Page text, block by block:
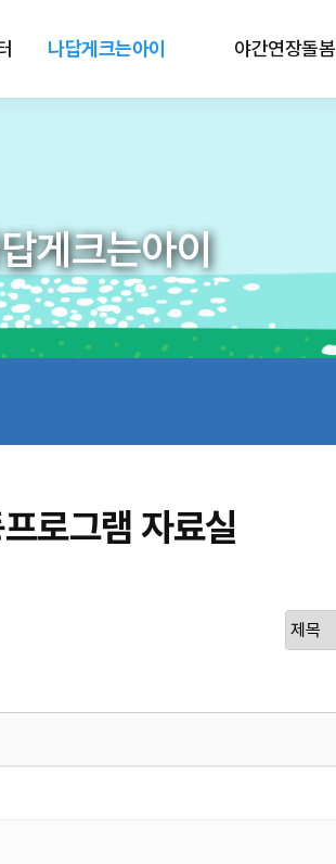
나답게크는아이 야간연장돌봄
게크는아이
로그램 자료실